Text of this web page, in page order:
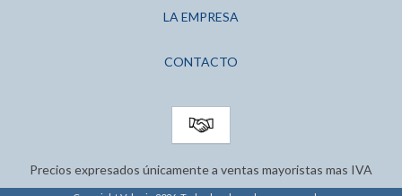
LA EMPRESA
CONTACTO
Precios expresados únicamente a ventas mayoristas mas IVA